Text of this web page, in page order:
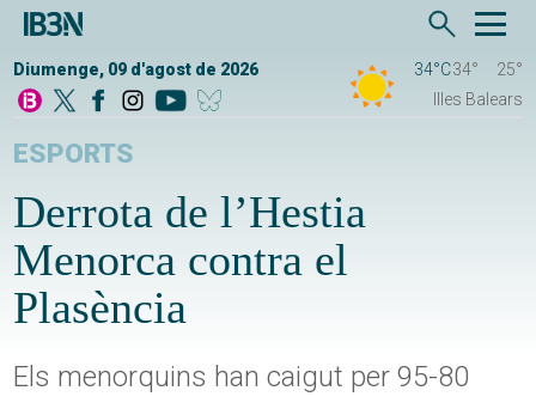
Diumenge, 09 d'agost de 2026 34°C34°
25°
Illes Balears
ESPORTS
Derrota de l’Hestia
Menorca contra el
Plasència
Els menorquins han caigut per 95-80